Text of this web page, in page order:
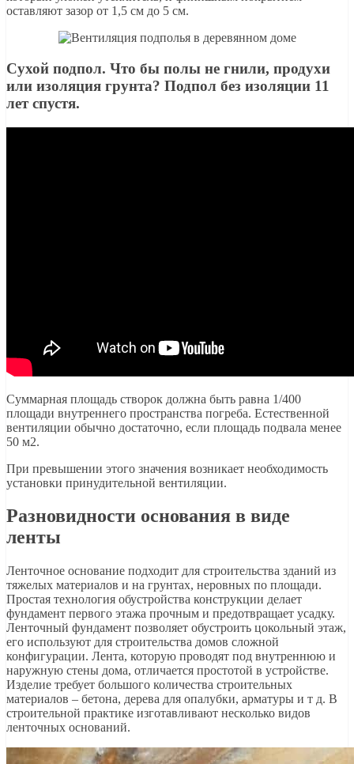
оставляют зазор от 1,5 см до 5 см.
Сухой подпол. Что бы полы не гнили, продухи
или изоляция грунта? Подпол без изоляции 11
лет спустя.
Суммарная площадь створок должна быть равна 1/400
площади внутреннего пространства погреба. Естественной
вентиляции обычно достаточно, если площадь подвала менее
50 м2.
При превышении этого значения возникает необходимость
установки принудительной вентиляции.
Разновидности основания в виде
ленты
Ленточное основание подходит для строительства зданий из
тяжелых материалов и на грунтах, неровных по площади.
Простая технология обустройства конструкции делает
фундамент первого этажа прочным и предотвращает усадку.
Ленточный фундамент позволяет обустроить цокольный этаж,
его используют для строительства домов сложной
конфигурации. Лента, которую проводят под внутреннюю и
наружную стены дома, отличается простотой в устройстве.
Изделие требует большого количества строительных
материалов – бетона, дерева для опалубки, арматуры и т д. В
строительной практике изготавливают несколько видов
ленточных оснований.